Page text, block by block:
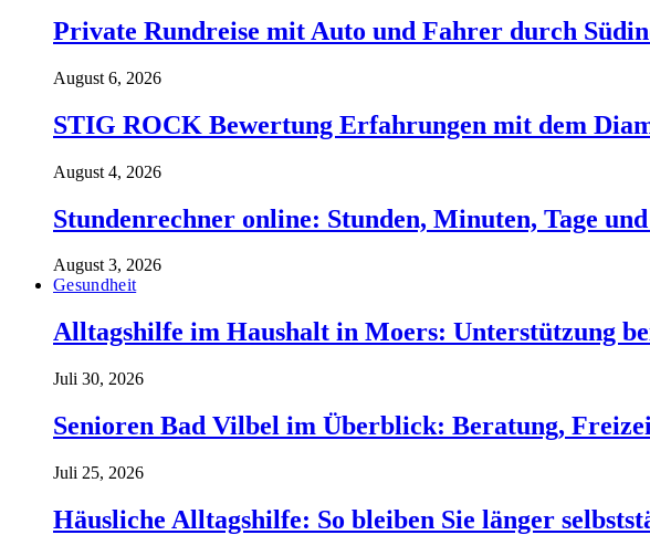
Private Rundreise mit Auto und Fahrer durch
August 6, 2026
STIG ROCK Bewertung Erfahrungen mit dem
August 4, 2026
Stundenrechner online: Stunden, Minuten, Tage
August 3, 2026
Gesundheit
Alltagshilfe im Haushalt in Moers: Unterstützung
Juli 30, 2026
Senioren Bad Vilbel im Überblick: Beratung,
Juli 25, 2026
Häusliche Alltagshilfe: So bleiben Sie länger